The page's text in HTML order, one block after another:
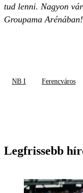
tud lenni. Nagyon
Groupama
NB I Ferencváros
Legfrissebb